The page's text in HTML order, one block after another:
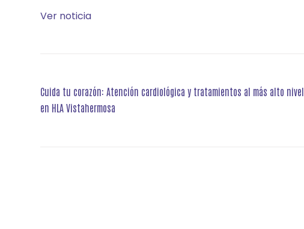
Ver noticia
Navegación
de
Cuida tu corazón: Atención cardiológica y tratamientos al más alto nivel
en HLA Vistahermosa